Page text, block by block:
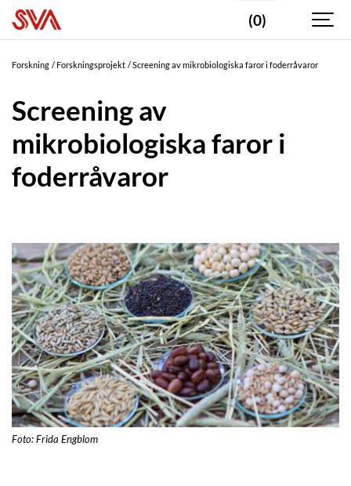
(0)
Forskning Forskningsprojekt Screening av mikrobiologiska faror i foderråvaror
Screening av
mikrobiologiska faror i
foderråvaror
Foto: Frida Engblom